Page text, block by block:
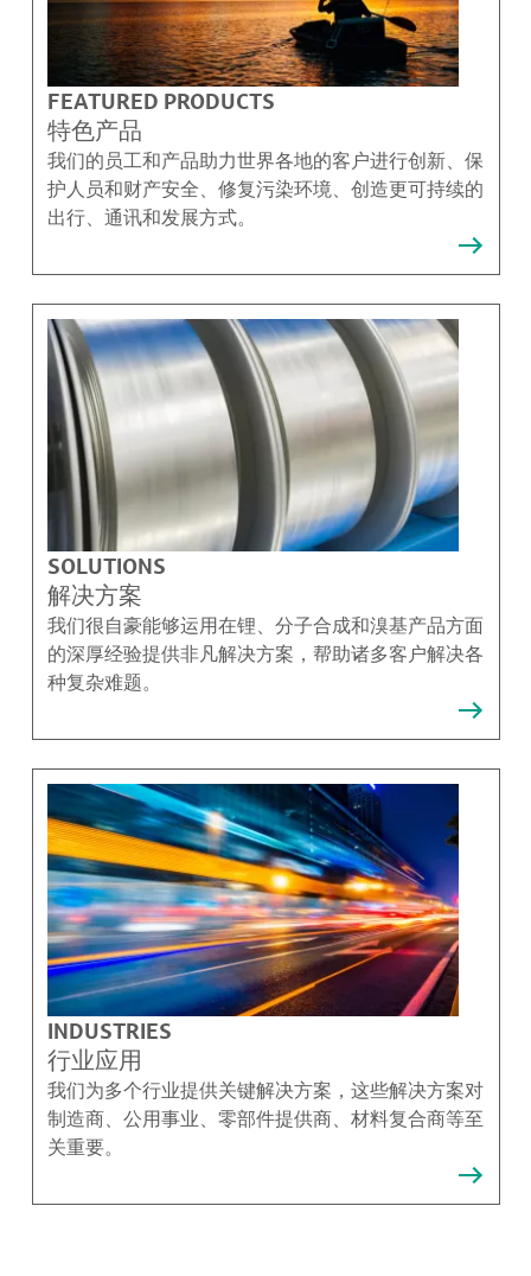
FEATURED PRODUCTS
特色产品
我们的员工和产品助力世界各地的客户进行创新、保
护人员和财产安全、修复污染环境、创造更可持续的
出行、通讯和发展方式。
SOLUTIONS
解决方案
我们很自豪能够运用在锂、分子合成和溴基产品方面
的深厚经验提供非凡解决方案，帮助诸多客户解决各
种复杂难题。
INDUSTRIES
行业应用
我们为多个行业提供关键解决方案，这些解决方案对
制造商、公用事业、零部件提供商、材料复合商等至
关重要。